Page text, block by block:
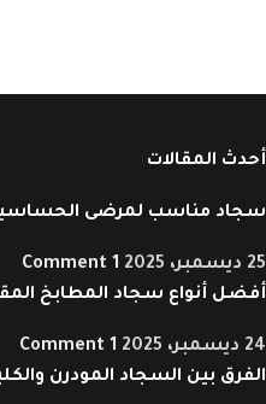
أحدث المقالات
سجاد مناسب لمرضى
25 ديسمبر، 2025
1 Comment
أفضل أنواع سجاد المطابخ
24 ديسمبر، 2025
1 Comment
الفرق بين السجاد المودرن